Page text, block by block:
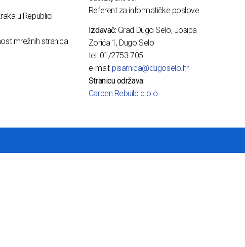
u Republici
mrežnih stranica
Referent za informatičke poslove
Izdavač: Grad Dugo Selo, Josipa
Zorića 1, Dugo Selo
tel: 01/2753 705
e-mail: pisarnica@dugoselo.hr
Stranicu održava:
Carpen Rebuild d.o.o.